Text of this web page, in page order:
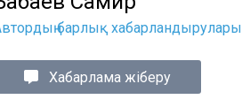
барлық хабарландырулары
Хабарлама жіберу